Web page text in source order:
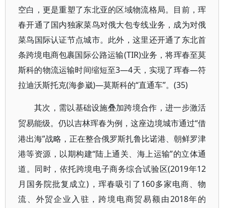
空白，更是重塑了东北亚的区域物流格局。目前，珲
春开通了国内独家菜鸟对俄大包专线业务，成为对俄
菜鸟国际认证节点城市。此外，这里还开通了东北首
条跨境电商包裹国际公路运输(TIR)业务，将珲春至莫
斯科的物流运输时间缩短至3—4天，实现了珲春—符
拉迪沃斯托克(海参崴)—莫斯科的“直通车”。(35)
其次，需以基础设施叠加跨境合作，进一步激活
贸易能级。仍以吉林珲春为例，这座边境城市通过“借
港出海”战略，正在整合俄罗斯扎鲁比诺港、朝鲜罗津
港等资源，以期构建“陆上通关、海上运输”的立体通
道。同时，依托跨境电子商务综合试验区(2019年12
月国务院批复成立)，珲春吸引了160多家电商、物
流、外贸企业入驻，跨境电商贸易额由2018年的